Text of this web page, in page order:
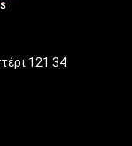
121 34